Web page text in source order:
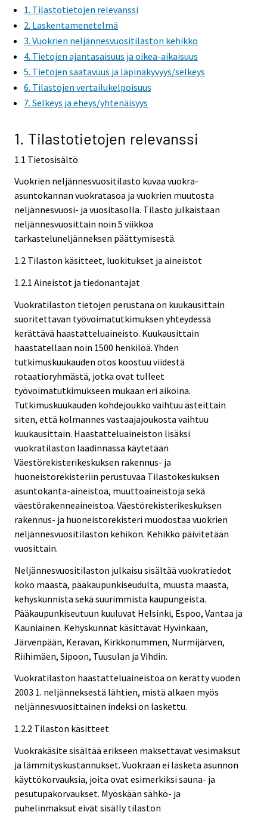
1. Tilastotietojen relevanssi
2. Laskentamenetelmä
3. Vuokrien neljännesvuositilaston kehikko
4. Tietojen ajantasaisuus ja oikea-aikaisuus
5. Tietojen saatavuus ja läpinäkyvyys/selkeys
6. Tilastojen vertailukelpoisuus
7. Selkeys ja eheys/yhtenäisyys
1. Tilastotietojen relevanssi
1.1 Tietosisältö
Vuokrien neljännesvuositilasto kuvaa vuokra-
asuntokannan vuokratasoa ja vuokrien muutosta
neljännesvuosi- ja vuositasolla. Tilasto julkaistaan
neljännesvuosittain noin 5 viikkoa
tarkasteluneljänneksen päättymisestä.
1.2 Tilaston käsitteet, luokitukset ja aineistot
1.2.1 Aineistot ja tiedonantajat
Vuokratilaston tietojen perustana on kuukausittain
suoritettavan työvoimatutkimuksen yhteydessä
kerättävä haastatteluaineisto. Kuukausittain
haastatellaan noin 1500 henkilöä. Yhden
tutkimuskuukauden otos koostuu viidestä
rotaatioryhmästä, jotka ovat tulleet
työvoimatutkimukseen mukaan eri aikoina.
Tutkimuskuukauden kohdejoukko vaihtuu asteittain
siten, että kolmannes vastaajajoukosta vaihtuu
kuukausittain. Haastatteluaineiston lisäksi
vuokratilaston laadinnassa käytetään
Väestörekisterikeskuksen rakennus- ja
huoneistorekisteriin perustuvaa Tilastokeskuksen
asuntokanta-aineistoa, muuttoaineistoja sekä
väestörakenneaineistoa. Väestörekisterikeskuksen
rakennus- ja huoneistorekisteri muodostaa vuokrien
neljännesvuositilaston kehikon. Kehikko päivitetään
vuosittain.
Neljännesvuositilaston julkaisu sisältää vuokratiedot
koko maasta, pääkaupunkiseudulta, muusta maasta,
kehyskunnista sekä suurimmista kaupungeista.
Pääkaupunkiseutuun kuuluvat Helsinki, Espoo, Vantaa ja
Kauniainen. Kehyskunnat käsittävät Hyvinkään,
Järvenpään, Keravan, Kirkkonummen, Nurmijärven,
Riihimäen, Sipoon, Tuusulan ja Vihdin.
Vuokratilaston haastatteluaineistoa on kerätty vuoden
2003 1. neljänneksestä lähtien, mistä alkaen myös
neljännesvuosittainen indeksi on laskettu.
1.2.2 Tilaston käsitteet
Vuokrakäsite sisältää erikseen maksettavat vesimaksut
ja lämmityskustannukset. Vuokraan ei lasketa asunnon
käyttökorvauksia, joita ovat esimerkiksi sauna- ja
pesutupakorvaukset. Myöskään sähkö- ja
puhelinmaksut eivät sisälly tilaston